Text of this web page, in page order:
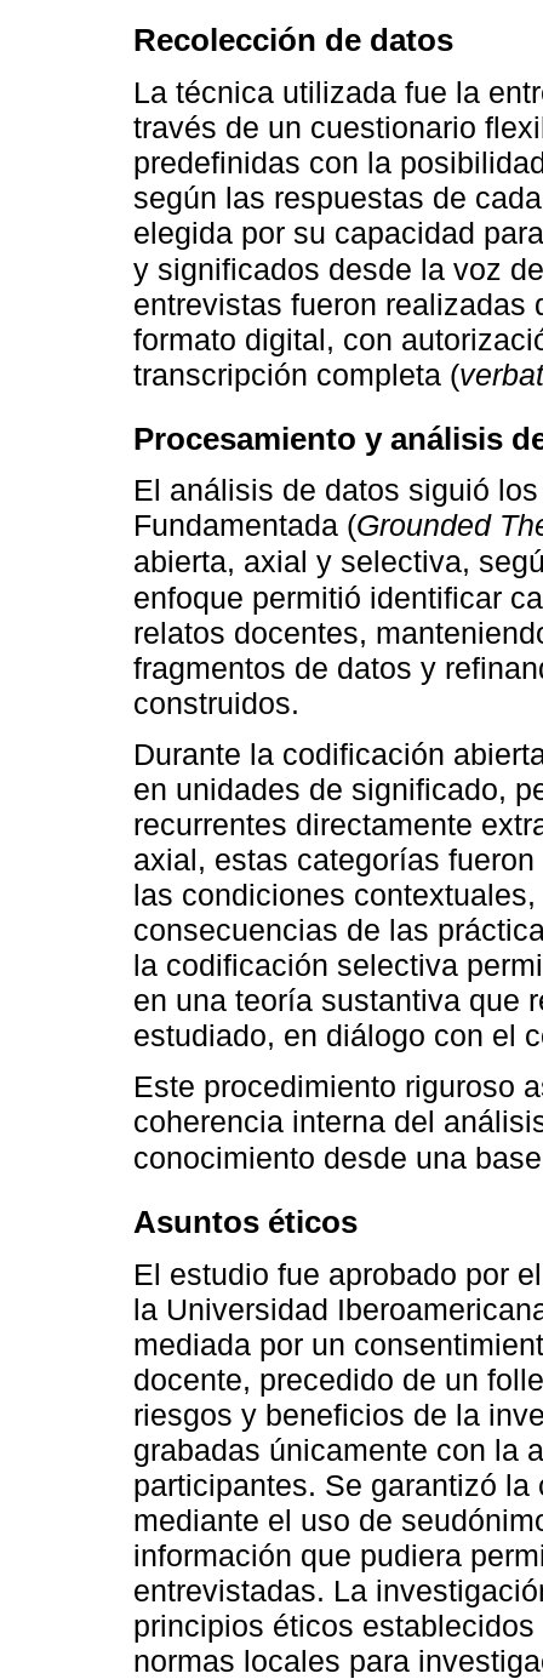
Recolección de datos
La técnica utilizada fue la
través de un cuestionario
predefinidas con la
según las respuestas de
elegida por su capacidad
y significados desde la voz
entrevistas fueron realizadas
formato digital, con
transcripción completa (
Procesamiento y análisis
El análisis de datos siguió
Fundamentada (Grounded
abierta, axial y selectiva,
enfoque permitió identificar
relatos docentes,
fragmentos de datos y
construidos.
Durante la codificación
en unidades de significado,
recurrentes directamente
axial, estas categorías
las condiciones
consecuencias de las
la codificación selectiva
en una teoría sustantiva que
estudiado, en diálogo con el
Este procedimiento riguroso
coherencia interna del
conocimiento desde una
Asuntos éticos
El estudio fue aprobado por
la Universidad
mediada por un
docente, precedido de un
riesgos y beneficios de la
grabadas únicamente con la
participantes. Se garantizó
mediante el uso de
información que pudiera
entrevistadas. La
principios éticos
normas locales para